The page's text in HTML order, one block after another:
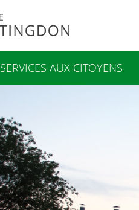
SERVICES AUX CITOYENS